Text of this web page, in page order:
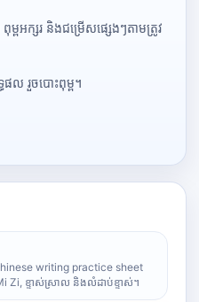
អក្សរ និងជម្រើសផ្សេងៗតាមត្រូវ
ផល រួចបោះពុម្ព។
writing practice sheet
Zi, ខ្ទាស់ស្រាល និងលំដាប់ខ្ទាស់។